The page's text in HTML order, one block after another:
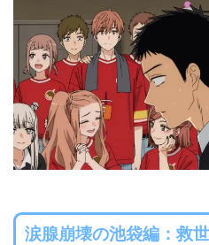
涙腺崩壊の池袋編：救